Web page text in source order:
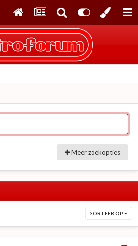
Meer zoekopties
SORTEER OP